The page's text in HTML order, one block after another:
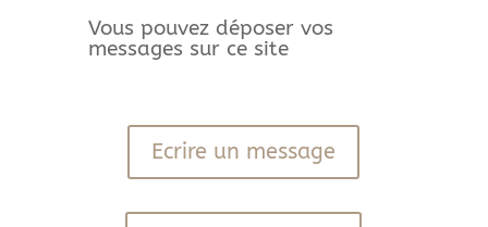
Vous pouvez déposer vos
messages sur ce site
Ecrire un message